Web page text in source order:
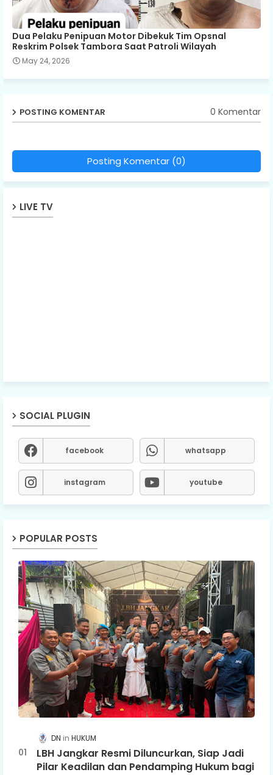
Dua Pelaku Penipuan Motor Dibekuk Tim Opsnal
Reskrim Polsek Tambora Saat Patroli Wilayah
May 24, 2026
POSTING KOMENTAR 0 Komentar
Posting Komentar (0)
LIVE TV
SOCIAL PLUGIN
facebook whatsapp
instagram youtube
POPULAR POSTS
DN HUKUM
LBH Jangkar Resmi Diluncurkan, Siap Jadi
Pilar Keadilan dan Pendamping Hukum bagi